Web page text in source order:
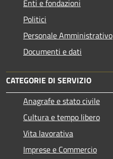
Enti e fondazioni
Politici
Personale Amministrativo
Documenti e dati
CATEGORIE DI SERVIZIO
Anagrafe e stato civile
Cultura e tempo libero
Vita lavorativa
Imprese e Commercio